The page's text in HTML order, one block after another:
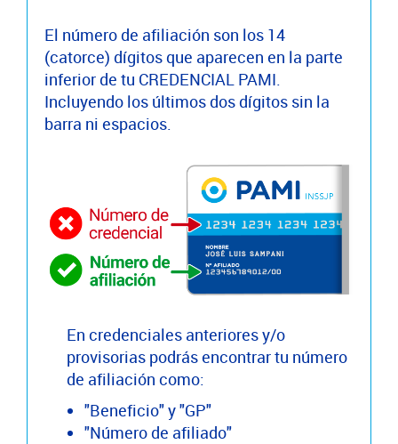
El número de afiliación son los 14
(catorce) dígitos que aparecen en la parte
inferior de tu CREDENCIAL PAMI.
Incluyendo los últimos dos dígitos sin la
barra ni espacios.
En credenciales anteriores y/o
provisorias podrás encontrar tu número
de afiliación como:
"Beneficio" y "GP"
"Número de afiliado"